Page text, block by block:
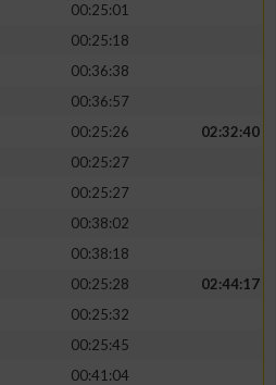
00:25:01
00:25:18
00:36:38
00:36:57
00:25:26
02:32:40
00:25:27
00:25:27
00:38:02
00:38:18
00:25:28
02:44:17
00:25:32
00:25:45
00:41:04